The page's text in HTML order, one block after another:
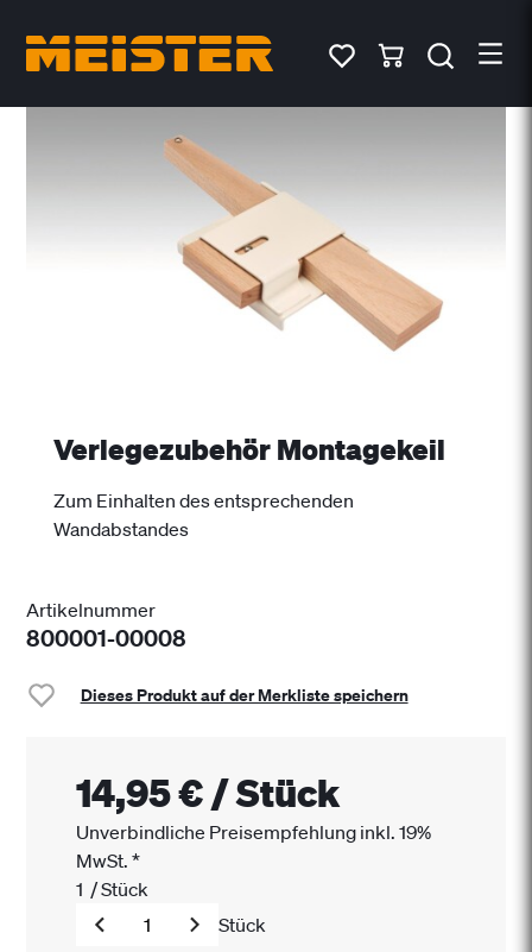
Verlegezubehör Montagekeil
Zum Einhalten des entsprechenden
Wandabstandes
Artikelnummer
800001-00008
Dieses Produkt auf der Merkliste speichern
14,95 €/Stück
Unverbindliche Preisempfehlung inkl. 19%
MwSt. *
1 /Stück
Stück